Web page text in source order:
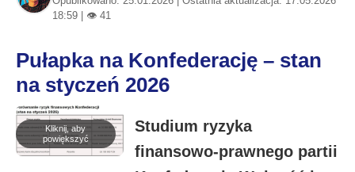
18:59 | 👁 41
Pułapka na Konfederację – stan
na styczeń 2026
Informacje-Lokalne.PL
Kliknij, aby
powiększyć
Studium ryzyka
finansowo-prawnego partii